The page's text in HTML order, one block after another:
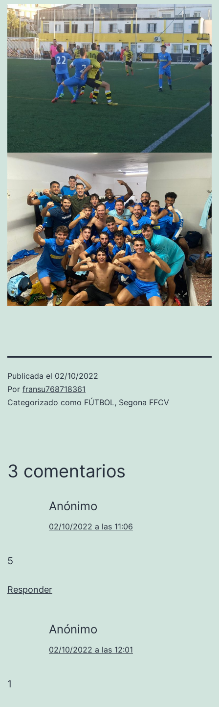
Publicada el 02/10/2022
Por fransu768718361
Categorizado como FÚTBOL, Segona FFCV
3 comentarios
Anónimo
02/10/2022 a las 11:06
5
Responder
Anónimo
02/10/2022 a las 12:01
1